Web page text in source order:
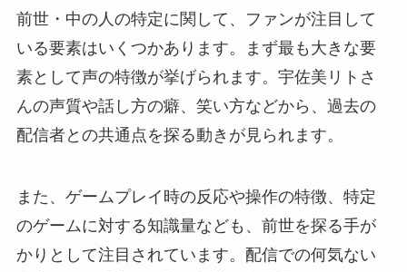
前世・中の人の特定に関して、ファンが注目して
いる要素はいくつかあります。まず最も大きな要
素として声の特徴が挙げられます。宇佐美リトさ
んの声質や話し方の癖、笑い方などから、過去の
配信者との共通点を探る動きが見られます。
また、ゲームプレイ時の反応や操作の特徴、特定
のゲームに対する知識量なども、前世を探る手が
かりとして注目されています。配信での何気ない